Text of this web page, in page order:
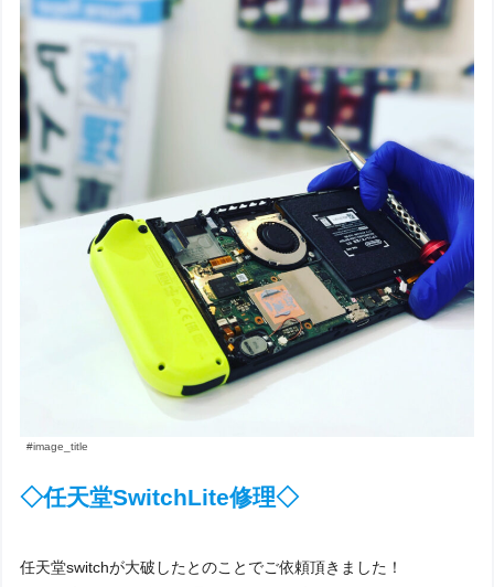
#image_title
◇任天堂SwitchLite修理◇
任天堂switchが大破したとのことでご依頼頂きました！